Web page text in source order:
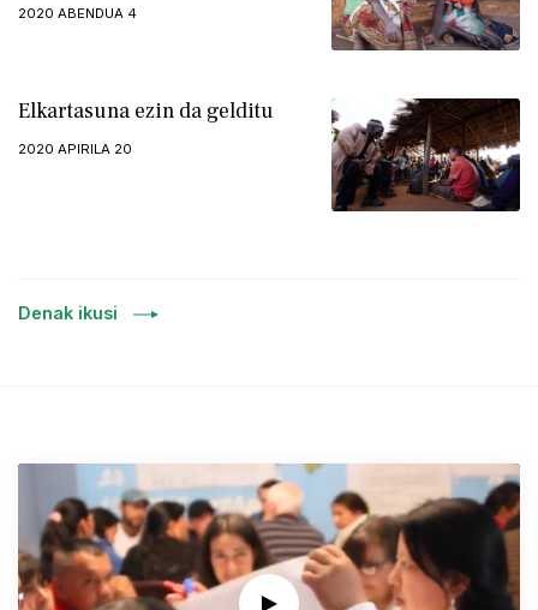
2020 ABENDUA 4
Elkartasuna ezin da gelditu
2020 APIRILA 20
Denak ikusi